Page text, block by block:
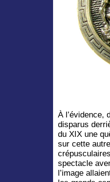
À l’évidence,
disparus
du XIX une
sur cette
spectacle
l’image